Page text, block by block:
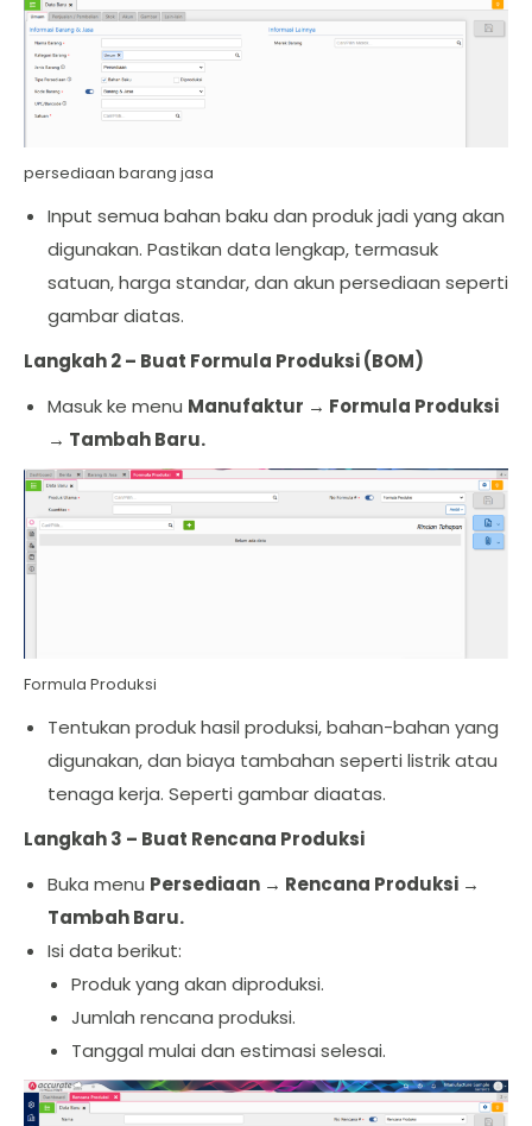
persediaan barang jasa
Input semua bahan baku dan produk jadi yang akan
digunakan. Pastikan data lengkap, termasuk
satuan, harga standar, dan akun persediaan seperti
gambar diatas.
Langkah 2 – Buat Formula Produksi (BOM)
Masuk ke menu Manufaktur → Formula Produksi
→ Tambah Baru.
Formula Produksi
Tentukan produk hasil produksi, bahan-bahan yang
digunakan, dan biaya tambahan seperti listrik atau
tenaga kerja. Seperti gambar diaatas.
Langkah 3 – Buat Rencana Produksi
Buka menu Persediaan → Rencana Produksi →
Tambah Baru.
Isi data berikut:
Produk yang akan diproduksi.
Jumlah rencana produksi.
Tanggal mulai dan estimasi selesai.